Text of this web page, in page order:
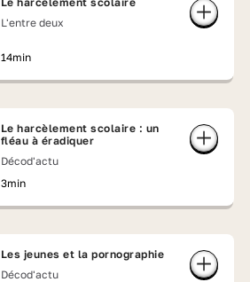
L'entre deux
14min
Le harcèlement scolaire : un
fléau à éradiquer
Décod'actu
3min
Les jeunes et la pornographie
Décod'actu